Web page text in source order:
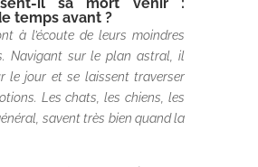
temps avant ?
à l’écoute de leurs moindres
Navigant sur le plan astral, il
le jour et se laissent traverser
Les chats, les chiens, les
savent très bien quand la